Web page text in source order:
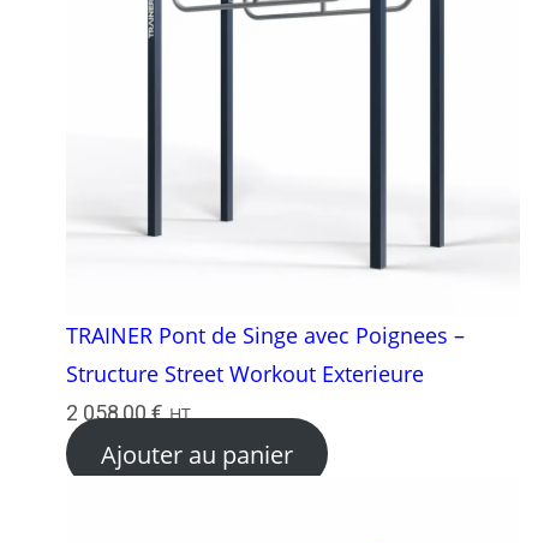
TRAINER Pont de Singe avec Poignees –
Structure Street Workout Exterieure
2 058,00€ HT
Ajouter au panier